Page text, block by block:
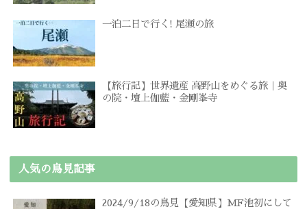
一泊二日で行く! 尾瀬の旅
【旅行記】世界遺産 高野山をめぐる旅｜奥
の院・壇上伽藍・金剛峯寺
人気の鳥見記事
2024/9/18の鳥見【愛知県】MF池初にして